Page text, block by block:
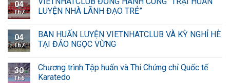
04
Th7
LUYỆN NHÀ LÃNH ĐẠO TRẺ”
04
Th7
BAN HUẤN LUYỆN VIETNHATCLUB VÀ KỲ NGHỈ HÈ
TẠI ĐẢO NGỌC VỪNG
30
Th6
Chương trình Tập huấn và Thi Chứng chỉ Quốc tế
Karatedo